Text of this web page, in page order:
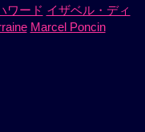
ワード イザベル・ディ
Marcel Poncin